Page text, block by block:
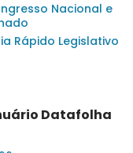
Nacional e
Rápido Legislativo
Datafolha